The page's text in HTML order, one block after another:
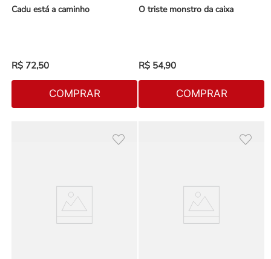
Cadu está a caminho
R$ 72,50
COMPRAR
O triste monstro da caixa
R$ 54,90
COMPRAR